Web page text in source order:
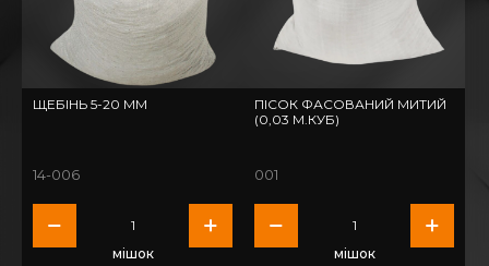
ЩЕБІНЬ 5-20 ММ
14-006
мішок
ПІСОК ФАСОВАНИЙ МИТИЙ
(0,03 М.КУБ)
001
мішок